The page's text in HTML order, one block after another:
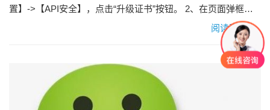
置】->【API安全】，点击“升级证书”按钮。 2、在页面弹框中
点击“确定” 2.1在【商户平台】点击“下载”按钮，并解压缩下载
的文件，在【文件夹】中打开“微信支付商户平台证书工具
V1.0.exe”，点击【证书工具】中的“申请证书”按钮 2.2点击【证
书工具】中的“复制…
阅读更多»